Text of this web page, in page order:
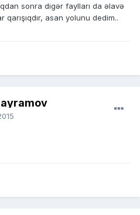
sonra digər faylları da əlavə
asan yolunu dedim..